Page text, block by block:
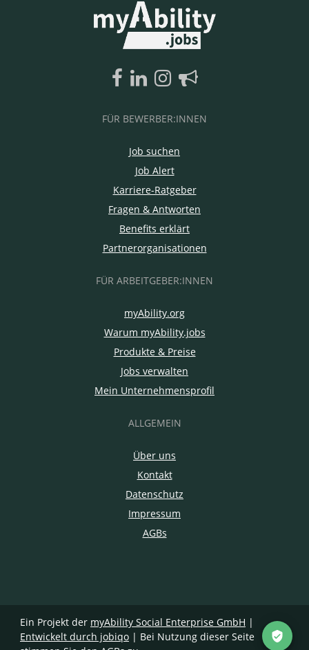
FÜR BEWERBER:INNEN
Job suchen
Job Alert
Karriere-Ratgeber
Fragen & Antworten
Benefits erklärt
Partnerorganisationen
FÜR ARBEITGEBER:INNEN
myAbility.org
Warum myAbility.jobs
Produkte & Preise
Jobs verwalten
Mein Unternehmensprofil
ALLGEMEIN
Über uns
Kontakt
Datenschutz
Impressum
AGBs
Ein Projekt der myAbility Social Enterprise GmbH |
Entwickelt durch jobiqo | Bei Nutzung dieser Seite